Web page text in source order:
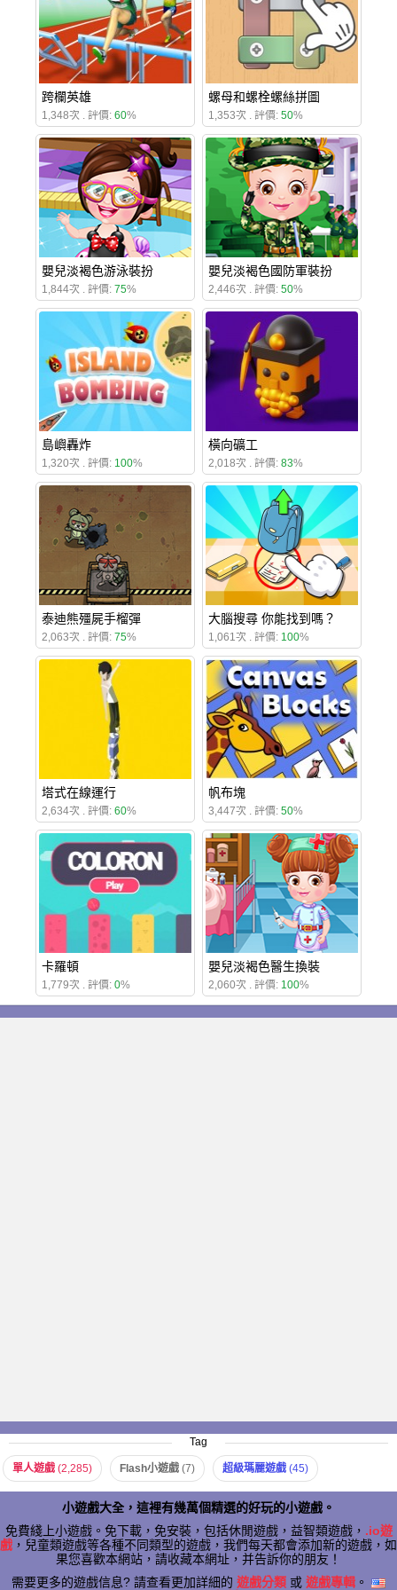
跨欄英雄
1,348次 . 評價: 60%
螺母和螺栓螺絲拼圖
1,353次 . 評價: 50%
嬰兒淡褐色游泳裝扮
1,844次 . 評價: 75%
嬰兒淡褐色國防軍裝扮
2,446次 . 評價: 50%
島嶼轟炸
1,320次 . 評價: 100%
橫向礦工
2,018次 . 評價: 83%
泰迪熊殭屍手榴彈
2,063次 . 評價: 75%
大腦搜尋 你能找到嗎？
1,061次 . 評價: 100%
塔式在線運行
2,634次 . 評價: 60%
帆布塊
3,447次 . 評價: 50%
卡羅頓
1,779次 . 評價: 0%
嬰兒淡褐色醫生換裝
2,060次 . 評價: 100%
Tag
單人遊戲 (2,285) Flash小遊戲 (7) 超級瑪麗遊戲 (45)
小遊戲大全，這裡有幾萬個精選的好玩的小遊戲。
免費綫上小遊戲。免下載，免安裝，包括休閒遊戲，益智類遊戲， .io遊
戲 ，兒童類遊戲等各種不同類型的遊戲，我們每天都會添加新的遊戲，如
果您喜歡本網站，請收藏本網址，并告訴你的朋友！
需要更多的遊戲信息? 請查看更加詳細的 遊戲分類 或 遊戲專輯 。